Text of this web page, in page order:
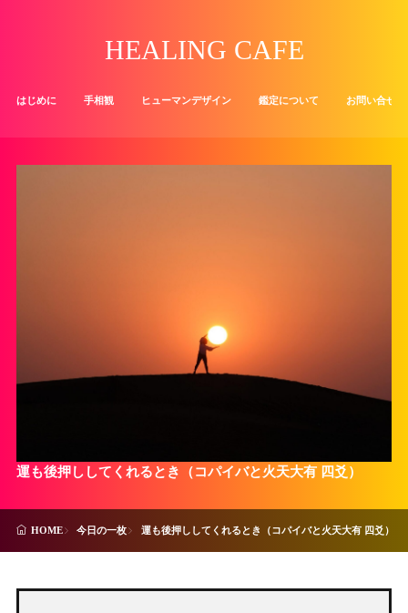
HEALING CAFE
はじめに 手相観 ヒューマンデザイン 鑑定について お問い合せ
運も後押ししてくれるとき（コパイバと火天大有 四爻）
HOME 今日の一枚 運も後押ししてくれるとき（コパイバと火天大有 四爻）